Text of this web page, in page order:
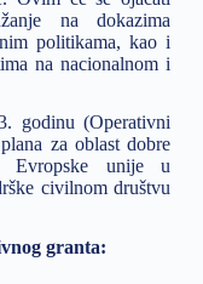
na dokazima
politikama, kao i
na nacionalnom i
godinu (Operativni
za oblast dobre
Evropske unije u
civilnom društvu
granta: